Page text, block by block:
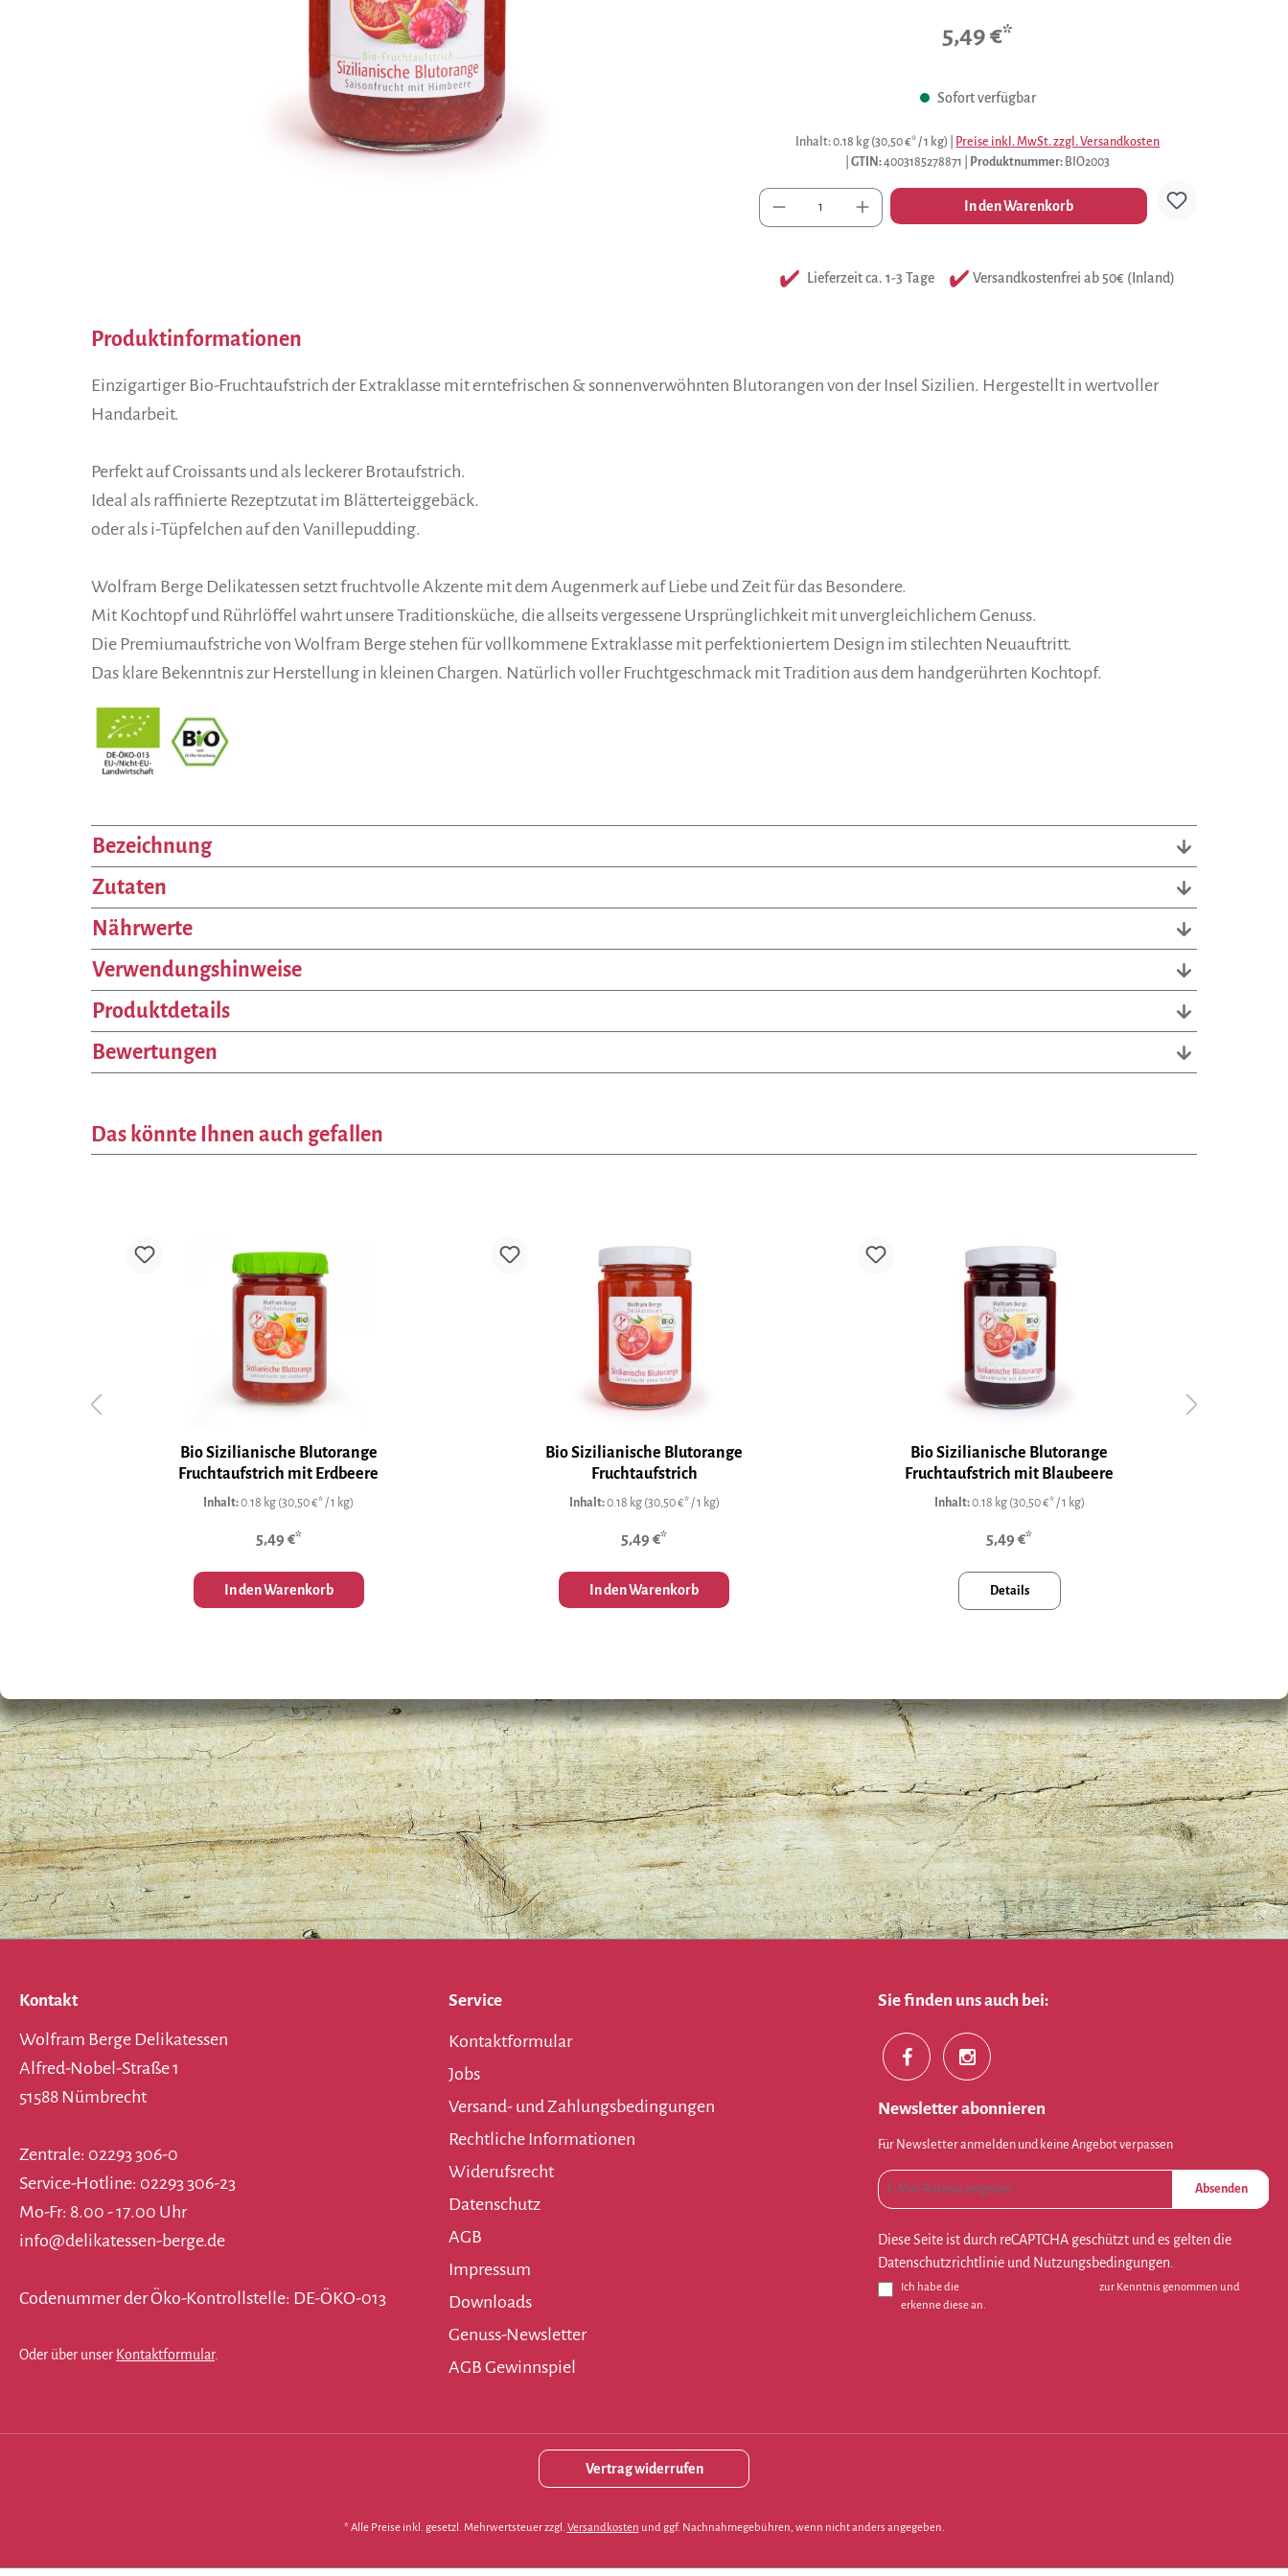
5,49 €*
Sofort verfügbar
Inhalt:0.18 kg (30,50 €* / 1 kg)
Preise inkl. MwSt. zzgl. Versandkosten
|GTIN:4003185278871 Produktnummer: BIO2003
In den Warenkorb
Lieferzeit ca. 1-3 Tage Versandkostenfrei ab 50€ (Inland)
Produktinformationen
Einzigartiger Bio-Fruchtaufstrich der Extraklasse mit erntefrischen & sonnenverwöhnten Blutorangen von der Insel Sizilien. Hergestellt in wertvoller
Handarbeit.
Perfekt auf Croissants und als leckerer Brotaufstrich.
Ideal als raffinierte Rezeptzutat im Blätterteiggebäck.
oder als i-Tüpfelchen auf den Vanillepudding.
Wolfram Berge Delikatessen setzt fruchtvolle Akzente mit dem Augen­merk auf Liebe und Zeit für das Besondere.
Mit Kochtopf und Rühr­löffel wahrt unsere Traditions­küche, die allseits vergessene Ursprünglichkeit mit unvergleichlichem Genuss.
Die Premiumaufstriche von Wolfram Berge stehen für vollkommene Extraklasse mit perfekt­ioniertem Design im stilechten Neuauftritt.
Das klare Bekenntnis zur Herstellung in kleinen Chargen. Natürlich voller Fruchtgeschmack mit Tradition aus dem handgerührten Kochtopf.
Bezeichnung
Zutaten
Nährwerte
Verwendungshinweise
Produktdetails
Bewertungen
Das könnte Ihnen auch gefallen
Bio Sizilianische Blutorange
Fruchtaufstrich mit Erdbeere
Inhalt:0.18 kg (30,50 €* / 1 kg)
5,49 €*
In den Warenkorb
Bio Sizilianische Blutorange
Fruchtaufstrich
Inhalt:0.18 kg (30,50 €* / 1 kg)
5,49 €*
In den Warenkorb
Bio Sizilianische Blutorange
Fruchtaufstrich mit Blaubeere
Inhalt:0.18 kg (30,50 €* / 1 kg)
5,49 €*
Details
Kontakt
Wolfram Berge Delikatessen
Alfred-Nobel-Straße 1
51588 Nümbrecht
Zentrale: 02293 306-0
Service-Hotline: 02293 306-23
Mo-Fr: 8.00 - 17.00 Uhr
info@delikatessen-berge.de
Codenummer der Öko-Kontrollstelle: DE-ÖKO-013
Oder über unser Kontaktformular.
Service
Kontaktformular
Jobs
Versand- und Zahlungsbedingungen
Rechtliche Informationen
Widerufsrecht
Datenschutz
AGB
Impressum
Downloads
Genuss-Newsletter
AGB Gewinnspiel
Sie finden uns auch bei:
Newsletter abonnieren
Für Newsletter anmelden und keine Angebot verpassen
Absenden
Diese Seite ist durch reCAPTCHA geschützt und es gelten die
Datenschutzrichtlinie und Nutzungsbedingungen
Ich habe die
zur Kenntnis genommen und
erkenne diese an.
Vertrag widerrufen
* Alle Preise inkl. gesetzl. Mehrwertsteuer zzgl. Versandkosten und ggf. Nachnahmegebühren, wenn nicht anders angegeben.